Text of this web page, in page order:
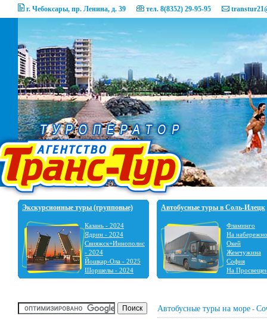
г. Чебоксары, пр. Ленина, д. 39 тел. 8(8352) 29-95-95
Экскурсионные туры (групповые)
Казань - 2024
Ядрин - 2024
Свияжск+Иннополис
- 2024
Йошкар-Ола - 2025
Шоршелы - 2024
Шальтямы - 2024
2023
Ульяновск - 2023
Автобусные туры в Соль-Илецк
Фламинго
На
Окей
Жемчужина
София
На
Автобусные туры на море -